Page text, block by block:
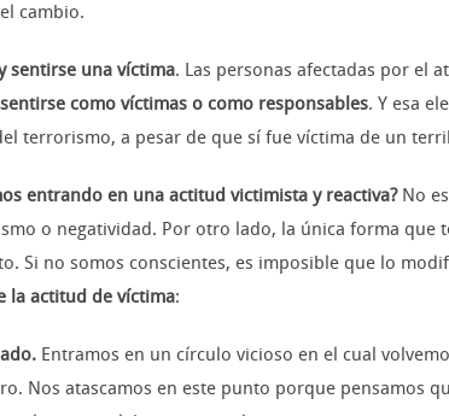
cambio.
sentirse una víctima. Las personas afectadas por el
como víctimas o como responsables. Y esa
terrorismo, a pesar de que sí fue víctima de un
entrando en una actitud victimista y reactiva?No
o negatividad. Por otro lado, la única forma
Si no somos conscientes, es imposible que lo
la actitud de víctima:
Entramos en un círculo vicioso en el cual
Nos atascamos en este punto porque pensamos